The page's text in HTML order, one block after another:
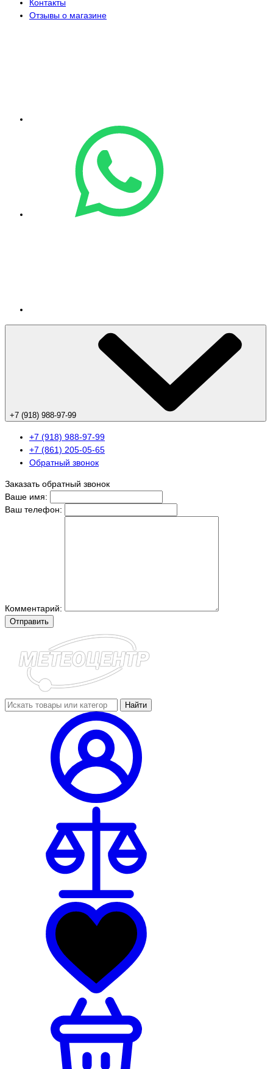
Контакты
Отзывы о магазине
+7 (918) 988-97-99
+7 (918) 988-97-99
+7 (861) 205-05-65
Обратный звонок
Заказать обратный звонок
Ваше имя:
Ваш телефон:
Комментарий:
Отправить
Найти